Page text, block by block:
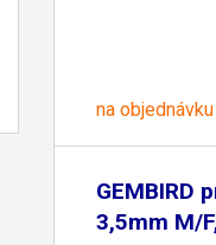
na objednávku
GEMBIRD
3,5mm M/